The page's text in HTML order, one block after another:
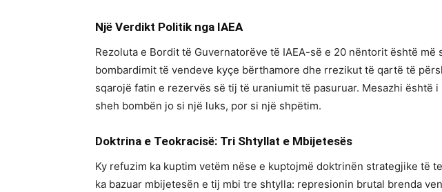
Një Verdikt Politik nga IAEA
Rezoluta e Bordit të Guvernatorëve të IAEA-së e 20 nëntorit është
bombardimit të vendeve kyçe bërthamore dhe rrezikut të qartë të
sqarojë fatin e rezervës së tij të uraniumit të pasuruar. Mesazhi
sheh bombën jo si një luks, por si një shpëtim.
Doktrina e Teokracisë: Tri Shtyllat e Mbijetesës
Ky refuzim ka kuptim vetëm nëse e kuptojmë doktrinën strategjike të
ka bazuar mbijetesën e tij mbi tre shtylla: represionin brutal brenda